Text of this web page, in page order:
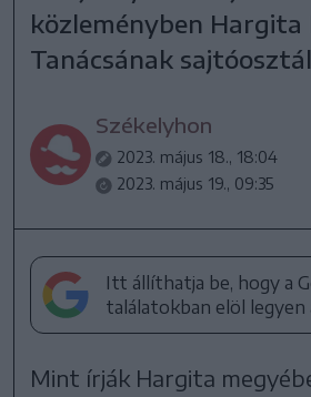
közleményben Hargita
Tanácsának
Székelyhon
2023. május 18., 18:04
2023. május 19., 09:35
Itt állíthatja be, hogy a
találatokban elöl legyen
Mint írják Hargita